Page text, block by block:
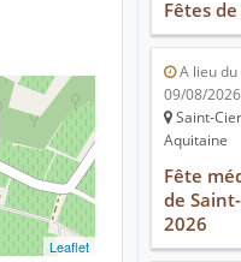
Leaflet
Fêtes
A lieu du
09/08/2026
Saint-
Aquitaine
Fête
de
2026